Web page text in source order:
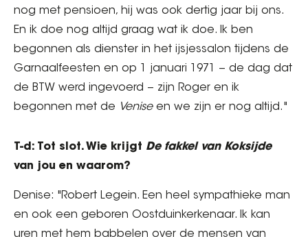
nog met pensioen, hij was ook dertig jaar bij ons.
En ik doe nog altijd graag wat ik doe. Ik ben
begonnen als dienster in het ijsjessalon tijdens de
Garnaalfeesten en op 1 januari 1971 − de dag dat
de BTW werd ingevoerd − zijn Roger en ik
begonnen met de Veniseen we zijn er nog altijd."
T-d: Tot slot. Wie krijgt De fakkel van Koksijde
van jou en waarom?
Denise: "Robert Legein. Een heel sympathieke man
en ook een geboren Oostduinkerkenaar. Ik kan
uren met hem babbelen over de mensen van